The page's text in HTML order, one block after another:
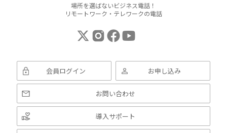
場所を選ばないビジネス電話！
リモートワーク・テレワークの電話
会員ログイン お申し込み
お問い合わせ
導入サポート